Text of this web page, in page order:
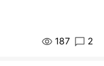
187 2